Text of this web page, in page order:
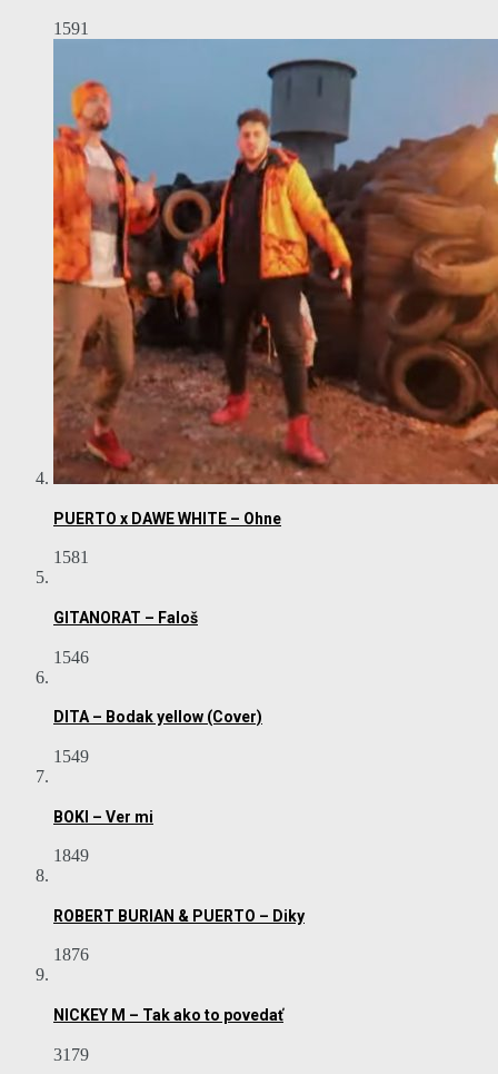
1591
PUERTO x DAWE WHITE – Ohne
1581
GITANORAT – Faloš
1546
DITA – Bodak yellow (Cover)
1549
BOKI – Ver mi
1849
ROBERT BURIAN & PUERTO – Diky
1876
NICKEY M – Tak ako to povedať
3179